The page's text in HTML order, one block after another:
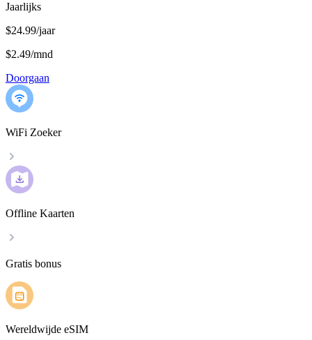
Jaarlijks
$24.99/jaar
$2.49/mnd
Doorgaan
WiFi Zoeker
Offline Kaarten
Gratis bonus
Wereldwijde eSIM